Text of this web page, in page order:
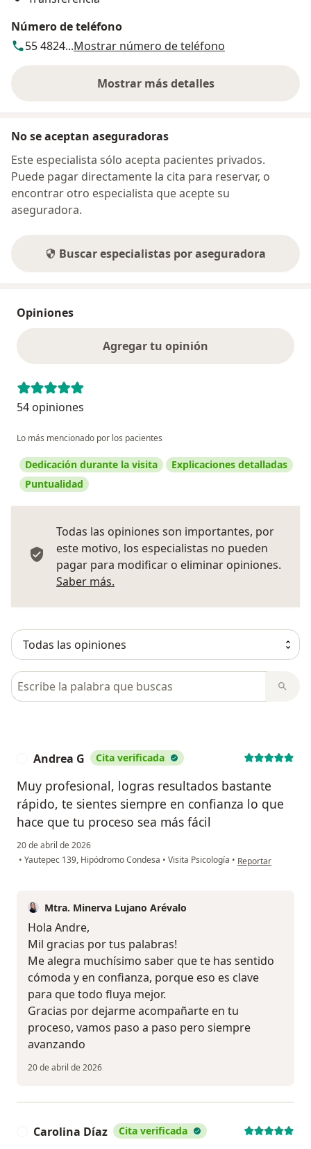
Número de teléfono
55 4824...Mostrar número de teléfono
Mostrar más detalles
sobre la dirección
No se aceptan aseguradoras
Este especialista sólo acepta pacientes privados.
Puede pagar directamente la cita para reservar, o
encontrar otro especialista que acepte su
aseguradora.
Buscar especialistas por aseguradora
Opiniones
Agregar tu opinión
54 opiniones
Lo más mencionado por los pacientes
Dedicación durante la visita
Explicaciones detalladas
Puntualidad
Todas las opiniones son importantes, por
este motivo, los especialistas no pueden
pagar para modificar o eliminar opiniones.
Saber más.
Busca en opiniones
Andrea G Cita verificada
Muy profesional, logras resultados bastante
rápido, te sientes siempre en confianza lo que
hace que tu proceso sea más fácil
20 de abril de 2026
• Yautepec 139, Hipódromo Condesa • Visita Psicología • en opinión del
Reportar
Mtra. Minerva Lujano Arévalo
Hola Andre,
Mil gracias por tus palabras!
Me alegra muchísimo saber que te has sentido
cómoda y en confianza, porque eso es clave
para que todo fluya mejor.
Gracias por dejarme acompañarte en tu
proceso, vamos paso a paso pero siempre
avanzando
20 de abril de 2026
Carolina Díaz Cita verificada